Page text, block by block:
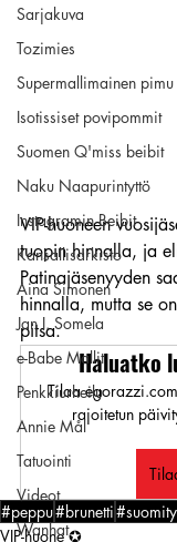
Sarjakuva
Tozimies
Supermallimainen pimu
Isotissiset povipommit
Suomen Q'miss beibit
Naku Naapurintyttö
Instagramin Beibit
Kansallisarkisto
Aina Simonen
Jan I. Somela
e-Babe Mallit
Penkkiurheilu
Annie Mål
Tatuointi
Videot
Wanhat
VIP-huoneen
tuopin hinnalla, ja
Patinajäsenyyden
hinnalla, mutta se
pitsa.
Haluatko
Tilaa
rajoitetun
#peppu#brunetti
VIP-huone ✪